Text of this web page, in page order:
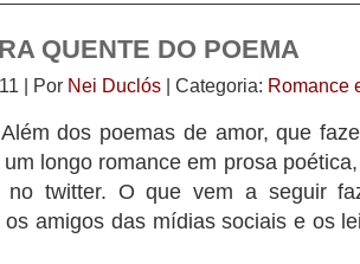
QUENTE DO POEMA
| Por Nei Duclós | Categoria: Romance
dos poemas de amor, que
longo romance em prosa
no twitter. O que vem a seguir
os amigos das mídias sociais e os